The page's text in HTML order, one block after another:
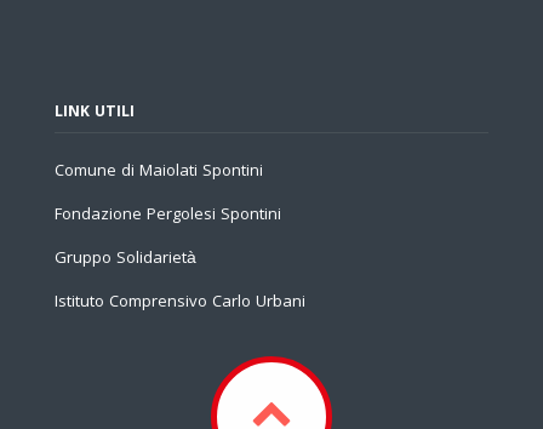
LINK UTILI
Comune di Maiolati Spontini
Fondazione Pergolesi Spontini
Gruppo Solidarietà
Istituto Comprensivo Carlo Urbani